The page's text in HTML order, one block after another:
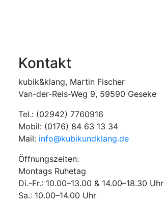
Kontakt
kubik&klang, Martin Fischer
Van-der-Reis-Weg 9, 59590 Geseke
Tel.: (02942) 7760916
Mobil: (0176) 84 63 13 34
Mail: info@kubikundklang.de
Öffnungszeiten:
Montags Ruhetag
Di.-Fr.: 10.00–13.00 & 14.00–18.30 Uhr
Sa.: 10.00–14.00 Uhr